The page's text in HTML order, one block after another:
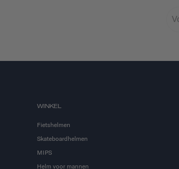
WINKEL
Fietshelmen
Skateboardhelmen
MIPS
Helm voor mannen